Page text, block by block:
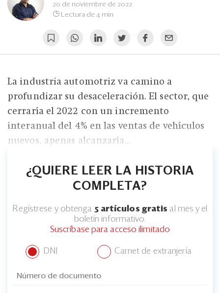
20 de noviembre de 2022
Lectura de 4 min
La industria automotriz va camino a
profundizar su desaceleración. El sector, que
cerraría el 2022 con un incremento
interanual del 4% en las ventas de vehículos
nuevos, apenas alcanzaría...
¿QUIERE LEER LA HISTORIA
COMPLETA?
Regístrese y obtenga 5 artículos gratis al mes y el
boletín informativo.
Suscríbase para acceso ilimitado
DNI Carnet de extranjería